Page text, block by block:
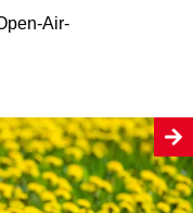
Air-